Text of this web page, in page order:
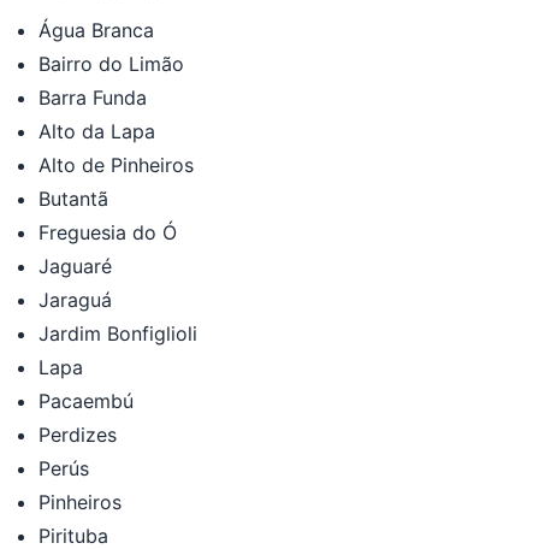
Água Branca
Bairro do Limão
Barra Funda
Alto da Lapa
Alto de Pinheiros
Butantã
Freguesia do Ó
Jaguaré
Jaraguá
Jardim Bonfiglioli
Lapa
Pacaembú
Perdizes
Perús
Pinheiros
Pirituba